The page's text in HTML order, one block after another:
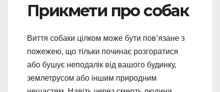
Прикмети про собак
Виття собаки цілком може бути пов’язане з
пожежею, що тільки починає розгоратися
або бушує неподалік від вашого будинку,
землетрусом або іншим природним